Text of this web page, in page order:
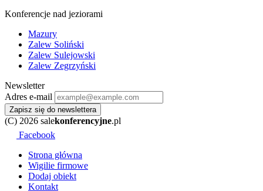
Konferencje nad jeziorami
Mazury
Zalew Soliński
Zalew Sulejowski
Zalew Zegrzyński
Newsletter
Adres e-mail
Zapisz się do newslettera
(C) 2026 salekonferencyjne.pl
Facebook
Strona główna
Wigilie firmowe
Dodaj obiekt
Kontakt